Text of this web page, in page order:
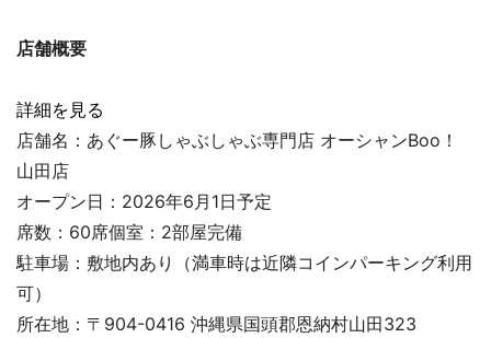
店舗概要
詳細を見る
店舗名：あぐー豚しゃぶしゃぶ専門店 オーシャンBoo！
山田店
オープン日：2026年6月1日予定
席数：60席個室：2部屋完備
駐車場：敷地内あり（満車時は近隣コインパーキング利用
可）
所在地：〒904-0416 沖縄県国頭郡恩納村山田323